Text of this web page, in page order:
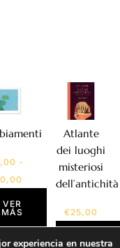
-
VER
MÁS
Atlante
dei luoghi
misteriosi
dell’antichità
€25,00
MÁS
experiencia en nuestra